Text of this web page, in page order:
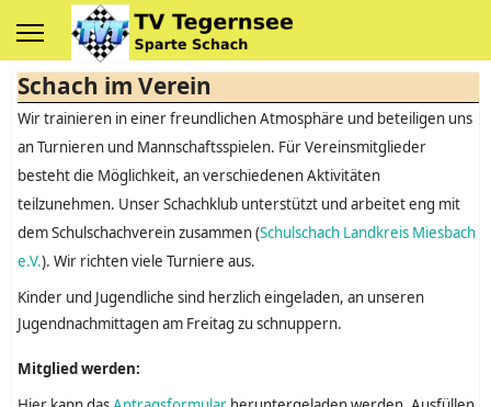
Schach im Verein
Wir trainieren in einer freundlichen Atmosphäre und beteiligen uns
an Turnieren und Mannschaftsspielen. Für Vereinsmitglieder
besteht die Möglichkeit, an verschiedenen Aktivitäten
teilzunehmen. Unser Schachklub unterstützt und arbeitet eng mit
dem Schulschachverein zusammen (Schulschach Landkreis Miesbach
e.V.). Wir richten viele Turniere aus.
Kinder und Jugendliche sind herzlich eingeladen, an unseren
Jugendnachmittagen am Freitag zu schnuppern.
Mitglied werden: